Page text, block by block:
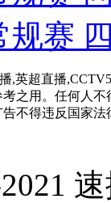
规赛
,英超直播
之用。任何人
不得违反国家